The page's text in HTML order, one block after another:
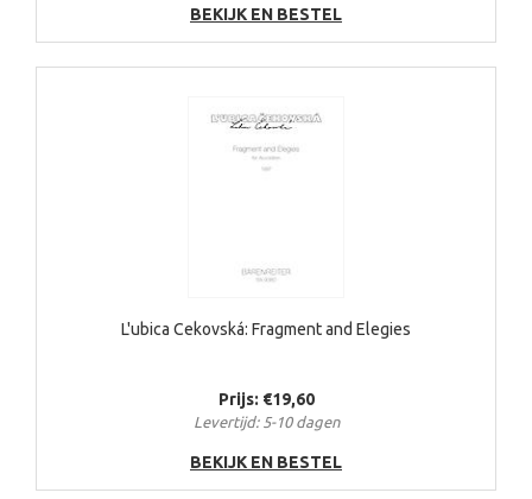
BEKIJK EN BESTEL
L'ubica Cekovská: Fragment and Elegies
Prijs: €19,60
Levertijd: 5-10 dagen
BEKIJK EN BESTEL